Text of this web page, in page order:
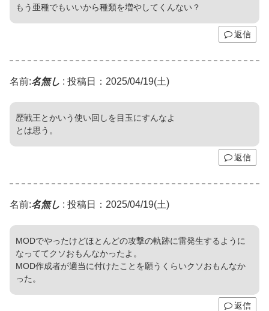
もう亜種でもいいから種類を増やしてくんない？
返信
名前:名無し : 投稿日：2025/04/19(土)
歴戦王とかいう使い回しを目玉にすんなよ
とは思う。
返信
名前:名無し : 投稿日：2025/04/19(土)
MODでやったけどほとんどの攻撃の軌跡に雷発生するように
なっててクソおもんなかったよ。
MOD作成者が適当に付けたことを願うくらいクソおもんなか
った。
返信